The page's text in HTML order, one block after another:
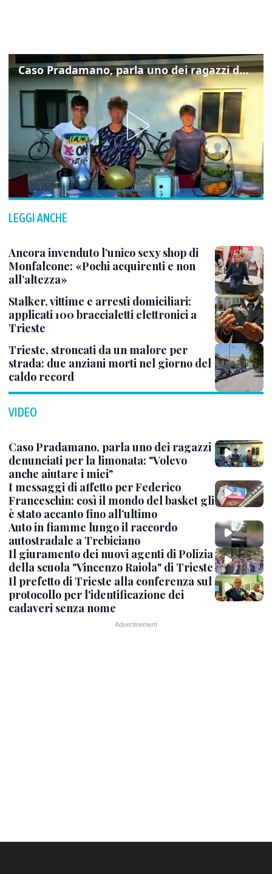
Caso Pradamano, parla uno dei ragazzi denunciati per la limonata: "Volevo anche aiutare i miei"
LEGGI ANCHE
Ancora invenduto l’unico sexy shop di
Monfalcone: «Pochi acquirenti e non
all’altezza»
Stalker, vittime e arresti domiciliari:
applicati 100 braccialetti elettronici a
Trieste
Trieste, stroncati da un malore per
strada: due anziani morti nel giorno del
caldo record
VIDEO
Caso Pradamano, parla uno dei ragazzi
denunciati per la limonata: "Volevo
anche aiutare i miei"
I messaggi di affetto per Federico
Franceschin: così il mondo del basket gli
è stato accanto fino all’ultimo
Auto in fiamme lungo il raccordo
autostradale a Trebiciano
Il giuramento dei nuovi agenti di Polizia
della scuola "Vincenzo Raiola" di Trieste
Il prefetto di Trieste alla conferenza sul
protocollo per l'identificazione dei
cadaveri senza nome